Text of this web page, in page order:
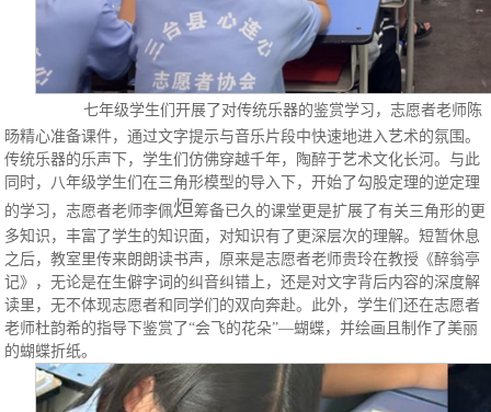
七年级学生们开展了对传统乐器的鉴赏学习，志愿者老师陈
旸精心准备课件，通过文字提示与音乐片段中快速地进入艺术的氛围。
传统乐器的乐声下，学生们仿佛穿越千年，陶醉于艺术文化长河。与此
同时，八年级学生们在三角形模型的导入下，开始了勾股定理的逆定理
的学习，志愿者老师李佩烜筹备已久的课堂更是扩展了有关三角形的更
多知识，丰富了学生的知识面，对知识有了更深层次的理解。短暂休息
之后，教室里传来朗朗读书声，原来是志愿者老师贵玲在教授《醉翁亭
记》，无论是在生僻字词的纠音纠错上，还是对文字背后内容的深度解
读里，无不体现志愿者和同学们的双向奔赴。此外，学生们还在志愿者
老师杜韵希的指导下鉴赏了“会飞的花朵”—蝴蝶，并绘画且制作了美丽
的蝴蝶折纸。